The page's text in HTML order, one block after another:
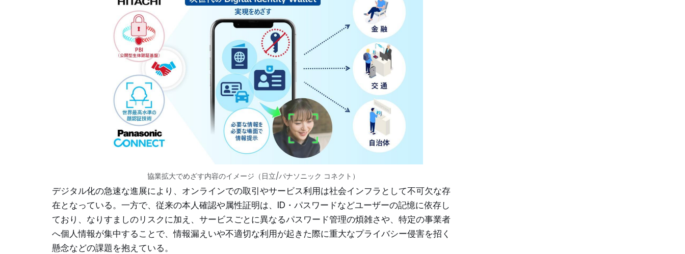
協業拡大でめざす内容のイメージ（日立/パナソニック コネクト）
デジタル化の急速な進展により、オンラインでの取引やサービス利用は社会インフラとして不可欠な存
在となっている。一方で、従来の本人確認や属性証明は、ID・パスワードなどユーザーの記憶に依存し
ており、なりすましのリスクに加え、サービスごとに異なるパスワード管理の煩雑さや、特定の事業者
へ個人情報が集中することで、情報漏えいや不適切な利用が起きた際に重大なプライバシー侵害を招く
懸念などの課題を抱えている。